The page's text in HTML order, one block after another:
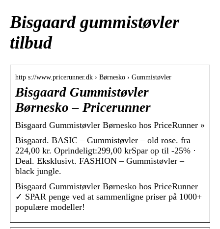
Bisgaard gummistøvler
tilbud
http s://www.pricerunner.dk › Børnesko › Gummistøvler
Bisgaard Gummistøvler
Børnesko – Pricerunner
Bisgaard Gummistøvler Børnesko hos PriceRunner »
Bisgaard. BASIC – Gummistøvler – old rose. fra
224,00 kr. Oprindeligt:299,00 krSpar op til -25% ·
Deal. Eksklusivt. FASHION – Gummistøvler –
black jungle.
Bisgaard Gummistøvler Børnesko hos PriceRunner
✓ SPAR penge ved at sammenligne priser på 1000+
populære modeller!